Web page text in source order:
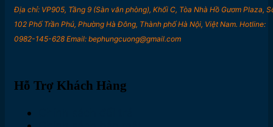
Địa chỉ: VP905, Tầng 9 (Sàn văn phòng), Khối C, Tòa Nhà Hồ Gươm Plaza,
102 Phố Trần Phú, Phường Hà Đông, Thành phố Hà Nội, Việt Nam. Hotline:
0982-145-628 Email: bephungcuong@gmail.com
Hỗ Trợ Khách Hàng